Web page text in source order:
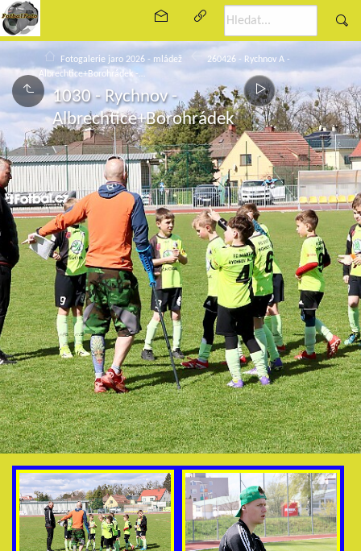
Fotogalerie jaro 2026 - mládež
260426 - Rychnov A -
Albrechtice+Borohrádek -…
1030 - Rychnov -
Albrechtice+Borohrádek